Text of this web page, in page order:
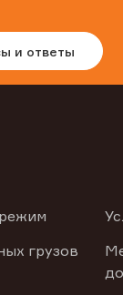
и ответы
грузов